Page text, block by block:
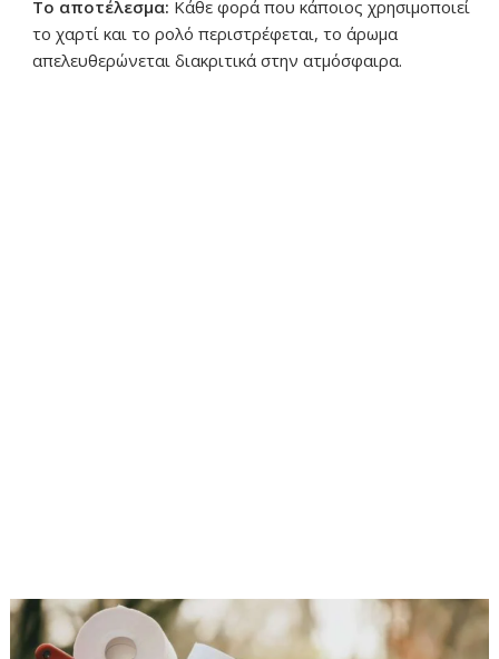
Το αποτέλεσμα: Κάθε φορά που κάποιος χρησιμοποιεί
το χαρτί και το ρολό περιστρέφεται, το άρωμα
απελευθερώνεται διακριτικά στην ατμόσφαιρα.